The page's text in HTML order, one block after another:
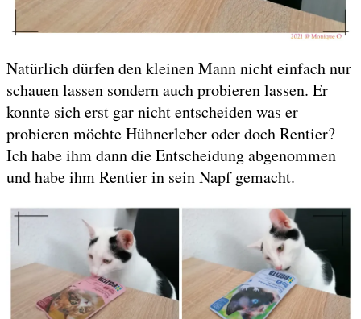
Natürlich dürfen den kleinen Mann nicht einfach nur
schauen lassen sondern auch probieren lassen. Er
konnte sich erst gar nicht entscheiden was er
probieren möchte Hühnerleber oder doch Rentier?
Ich habe ihm dann die Entscheidung abgenommen
und habe ihm Rentier in sein Napf gemacht.